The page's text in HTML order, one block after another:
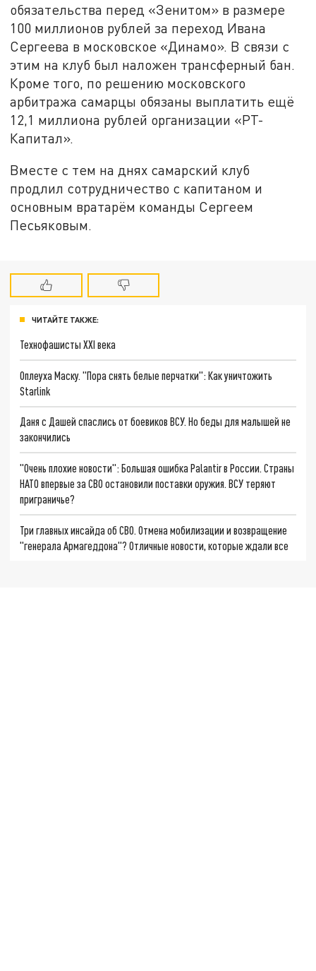
обязательства перед «Зенитом» в размере
100 миллионов рублей за переход Ивана
Сергеева в московское «Динамо». В связи с
этим на клуб был наложен трансферный бан.
Кроме того, по решению московского
арбитража самарцы обязаны выплатить ещё
12,1 миллиона рублей организации «РТ-
Капитал».
Вместе с тем на днях самарский клуб
продлил сотрудничество с капитаном и
основным вратарём команды Сергеем
Песьяковым.
ЧИТАЙТЕ ТАКЖЕ:
Технофашисты XXI века
Оплеуха Маску. "Пора снять белые перчатки": Как уничтожить
Starlink
Даня с Дашей спаслись от боевиков ВСУ. Но беды для малышей не
закончились
"Очень плохие новости": Большая ошибка Palantir в России. Страны
НАТО впервые за СВО остановили поставки оружия. ВСУ теряют
приграничье?
Три главных инсайда об СВО. Отмена мобилизации и возвращение
"генерала Армагеддона"? Отличные новости, которые ждали все